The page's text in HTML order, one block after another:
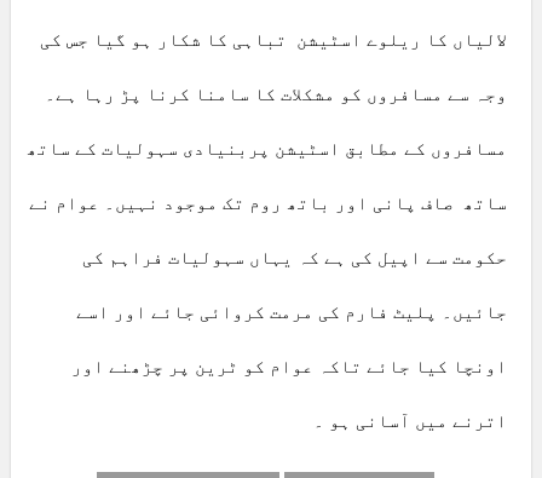
لالیاں کا ریلوے اسٹیشن تباہی کا شکار ہو گیا جس کی
وجہ سے مسافروں کو مشکلات کا سامنا کرنا پڑ رہا ہے۔
مسافروں کے مطابق اسٹیشن پربنیادی سہولیات کے ساتھ
ساتھ صاف پانی اور باتھ روم تک موجود نہیں۔ عوام نے
حکومت سے اپیل کی ہے کہ یہاں سہولیات فراہم کی
جائیں۔ پلیٹ فارم کی مرمت کروائی جائے اور اسے
اونچا کیا جائے تاکہ عوام کو ٹرین پر چڑھنے اور
اترنے میں آسانی ہو ۔